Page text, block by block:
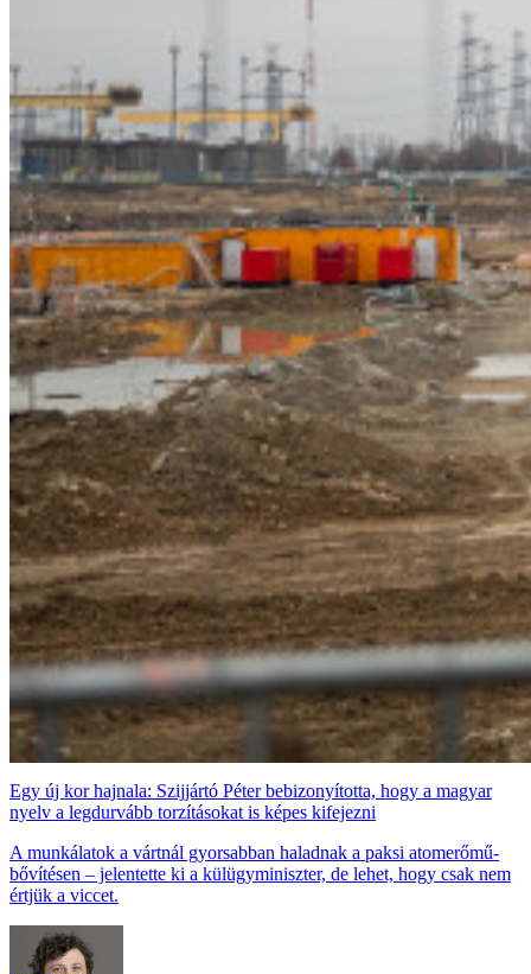
Egy új kor hajnala: Szijjártó Péter bebizonyította, hogy a magyar
nyelv a legdurvább torzításokat is képes kifejezni
A munkálatok a vártnál gyorsabban haladnak a paksi atomerőmű-
bővítésen – jelentette ki a külügyminiszter, de lehet, hogy csak nem
értjük a viccet.